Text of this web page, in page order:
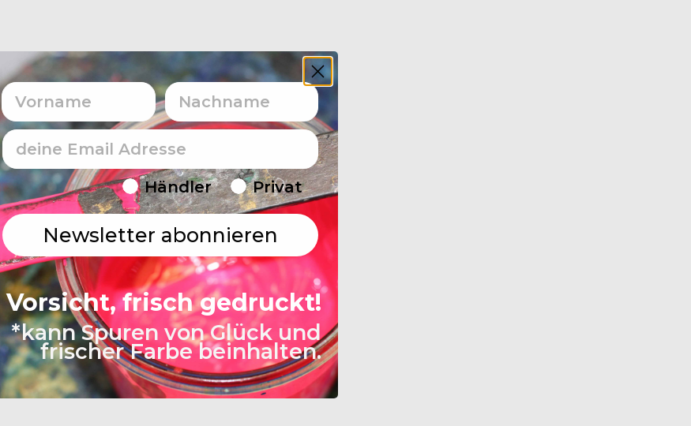
Vorname Nachname
Email
Endverbraucher/Haendler
Händler Privat
Newsletter abonnieren
Vorsicht, frisch gedruckt!
*kann Spuren von Glück und
frischer Farbe beinhalten.